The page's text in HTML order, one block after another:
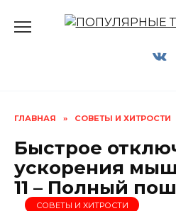
ГЛАВНАЯ » СОВЕТЫ И ХИТРОСТИ
Быстрое
ускорения
11 – Полный
СОВЕТЫ И ХИТРОСТИ